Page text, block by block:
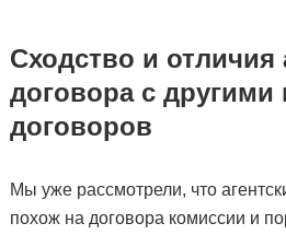
Сходство и отличия
договора с другими
договоров
Мы уже рассмотрели, что
похож на договора комиссии и